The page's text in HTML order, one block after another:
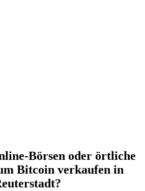
Börsen oder örtliche
Bitcoin verkaufen in